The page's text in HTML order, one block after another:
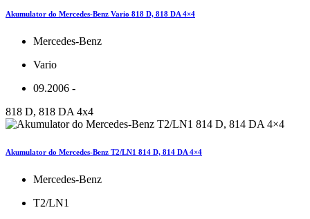
Akumulator do Mercedes-Benz Vario 818 D, 818 DA 4×4
Mercedes-Benz
Vario
09.2006 -
818 D, 818 DA 4x4
Akumulator do Mercedes-Benz T2/LN1 814 D, 814 DA 4×4
Mercedes-Benz
T2/LN1